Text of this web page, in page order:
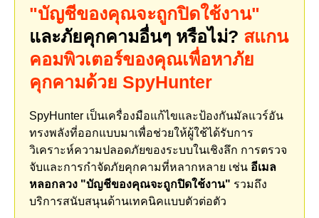
"บัญชีของคุณจะถูกปิดใช้งาน"
และภัยคุกคามอื่นๆ หรือไม่? สแกน
คอมพิวเตอร์ของคุณเพื่อหาภัย
คุกคามด้วย SpyHunter
SpyHunter เป็นเครื่องมือแก้ไขและป้องกันมัลแวร์อัน
ทรงพลังที่ออกแบบมาเพื่อช่วยให้ผู้ใช้ได้รับการ
วิเคราะห์ความปลอดภัยของระบบในเชิงลึก การตรวจ
จับและการกำจัดภัยคุกคามที่หลากหลาย เช่น อีเมล
หลอกลวง "บัญชีของคุณจะถูกปิดใช้งาน" รวมถึง
บริการสนับสนุนด้านเทคนิคแบบตัวต่อตัว